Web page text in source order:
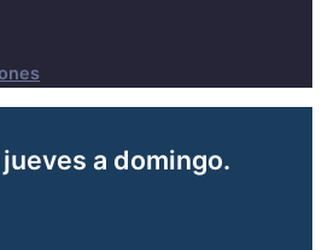
a domingo.